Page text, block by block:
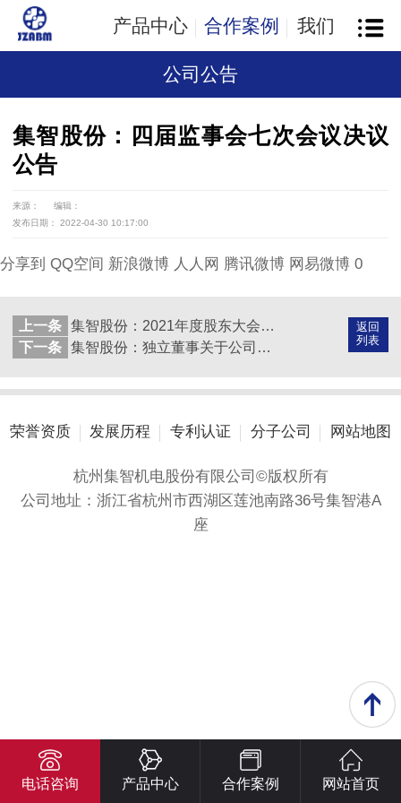
产品中心 合作案例 我们
公司公告
集智股份：四届监事会七次会议决议
公告
来源：
编辑：
发布日期： 2022-04-30 10:17:00
分享到 QQ空间 新浪微博 人人网 腾讯微博 网易微博 0
返回
列表
上一条
集智股份：2021年度股东大会决议公告
下一条
集智股份：独立董事关于公司四届董事会五次会议相关事项的独立意见
荣誉资质 发展历程 专利认证 分子公司 网站地图
杭州集智机电股份有限公司©版权所有
公司地址：浙江省杭州市西湖区莲池南路36号集智港A
座
电话咨询 产品中心 合作案例 网站首页